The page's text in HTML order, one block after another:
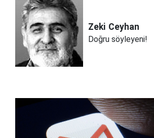
Zeki Ceyhan
Doğru söyleyeni!